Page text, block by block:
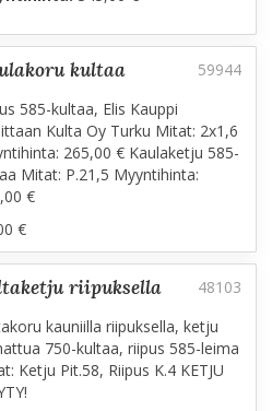
kultaa
585-kultaa, Elis Kauppi
Kulta Oy Turku Mitat: 2x1,6
265,00 € Kaulaketju 585-
Mitat: P.21,5 Myyntihinta:
€
€
riipuksella
kauniilla riipuksella, ketju
750-kultaa, riipus 585-leima
Ketju Pit.58, Riipus K.4 KETJU